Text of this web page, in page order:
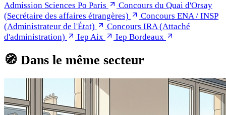
Admission Sciences Po Paris
Concours du Quai d'Orsay
(Secrétaire des affaires étrangères)
Concours ENA / INSP
(Administrateur de l'État)
Concours IRA (Attaché
d'administration)
Iep Aix Iep Bordeaux
🧭 Dans le même secteur